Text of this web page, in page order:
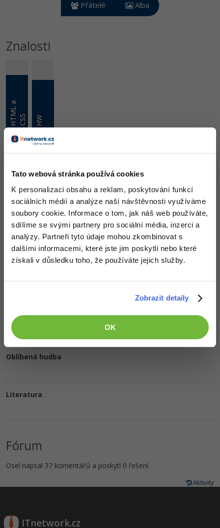
Tato webová stránka používá cookies
K personalizaci obsahu a reklam, poskytování funkcí
sociálních médií a analýze naší návštěvnosti využíváme
soubory cookie. Informace o tom, jak náš web používáte,
sdílíme se svými partnery pro sociální média, inzerci a
analýzy. Partneři tyto údaje mohou zkombinovat s
dalšími informacemi, které jste jim poskytli nebo které
získali v důsledku toho, že používáte jejich služby.
Zobrazit detaily
OK
Copywriter
WordPress specialista
Algoritmy -41%
Umělá inteligence (AI)
Windows
Elektronický podpis
Fórum
Přátelé Alba
Znalosti
H
T
M
L
a
C
S S HW
Skill
Ocenění
Osel zatím nezískal žádná ocenění.
Doplňující informace
Oblíbené IDE, Editor
HW sestava
Oblíbené filmy/seriály
Oblíbená hudba
Literatura
Fórum
Osel napsal 37 komentářů a poskytl 0 řešení.
Aktivity
ITnetwork.cz